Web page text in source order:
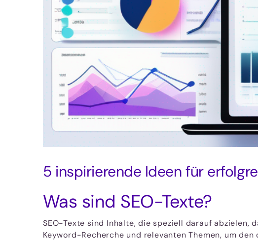
5 inspirierende Ideen für
Was sind SEO-Texte?
SEO-Texte sind Inhalte, die speziell darauf abzielen,
Keyword-Recherche und relevanten Themen, um